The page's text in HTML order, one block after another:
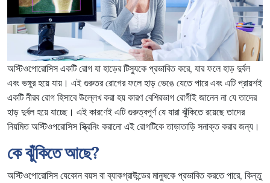
অস্টিওপোরোসিস একটি রোগ যা হাড়ের টিস্যুকে প্রভাবিত করে, যার ফলে হাড় দুর্বল
এবং ভঙ্গুর হয়ে যায়। এই গুরুতর রোগের ফলে হাড় ভেঙে যেতে পারে এবং এটি প্রায়শই
একটি নীরব রোগ হিসাবে উল্লেখ করা হয় কারণ বেশিরভাগ রোগীই জানেন না যে তাদের
হাড় দুর্বল হয়ে যাচ্ছে। এই কারণেই এটি গুরুত্বপূর্ণ যে যারা ঝুঁকিতে রয়েছে তাদের
নিয়মিত অস্টিওপরোসিস স্ক্রিনিং করানো এই রোগটিকে তাড়াতাড়ি সনাক্ত করার জন্য।
কে ঝুঁকিতে আছে?
অস্টিওপোরোসিস যেকোন বয়স বা ব্যাকগ্রাউন্ডের মানুষকে প্রভাবিত করতে পারে, কিন্তু